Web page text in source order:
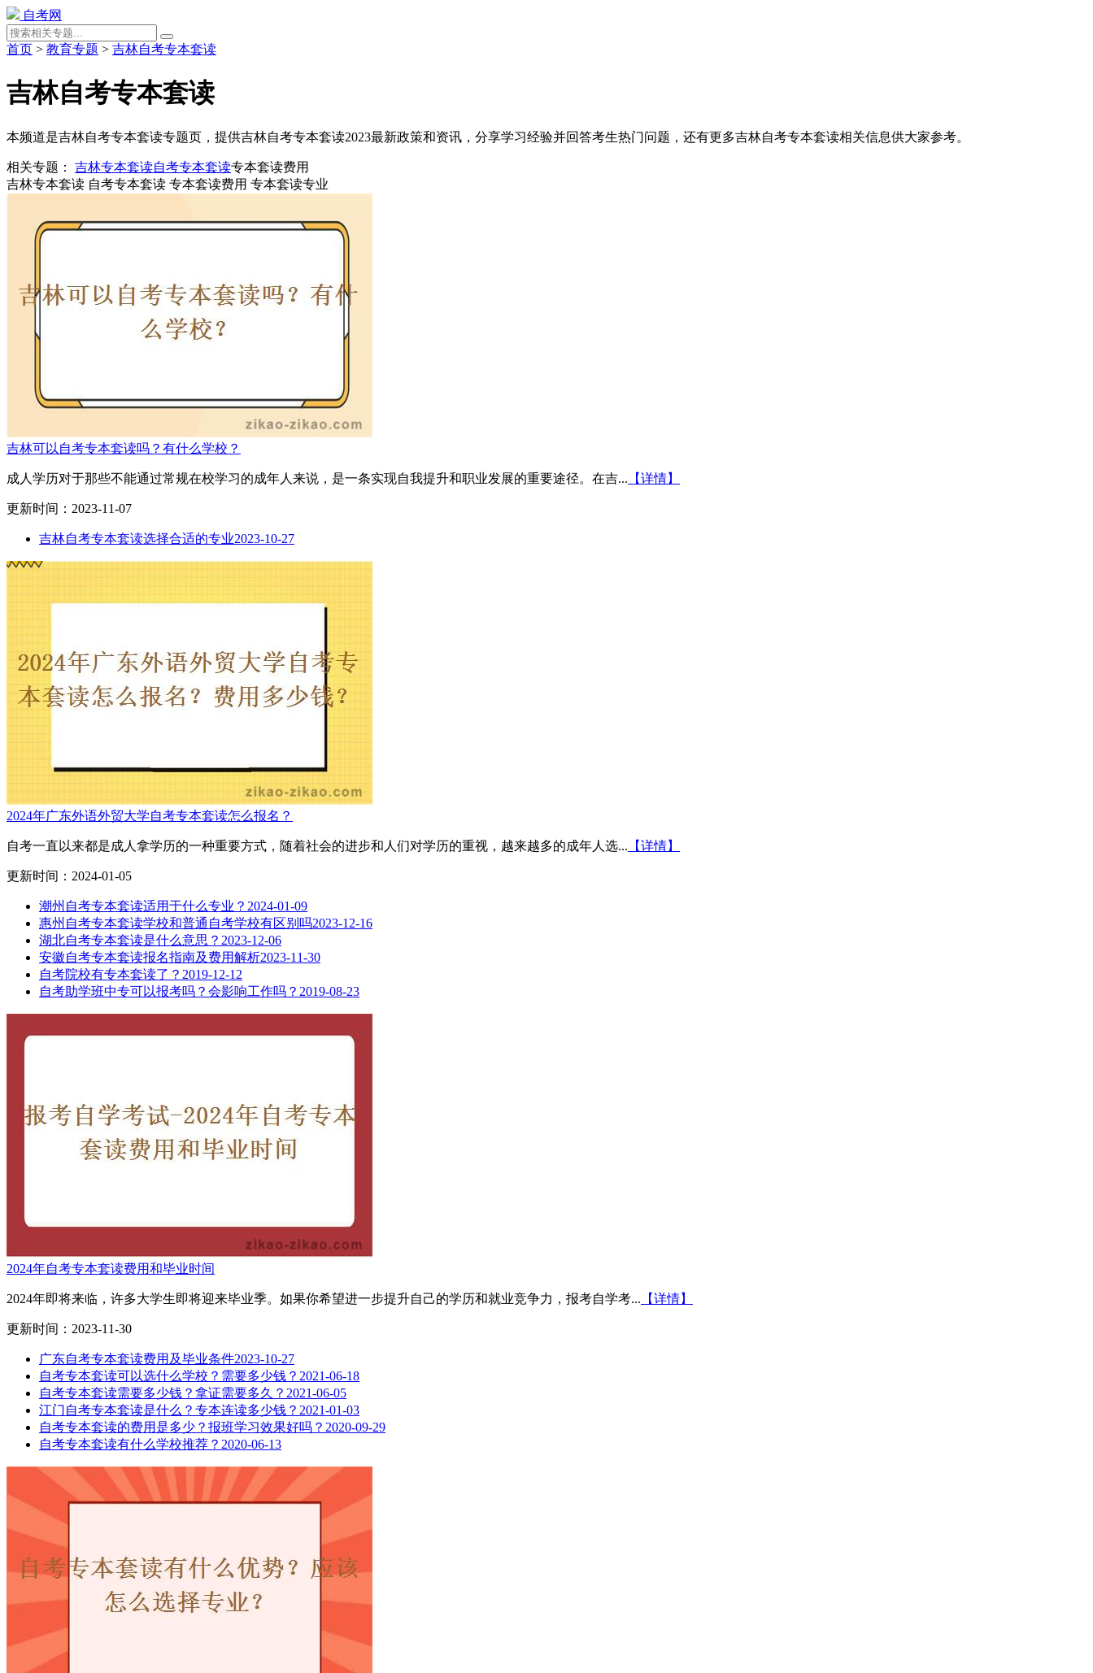
自考网
首页 > 教育专题 > 吉林自考专本套读
吉林自考专本套读
本频道是吉林自考专本套读专题页，提供吉林自考专本套读2023最新政策和资讯，分享学习经验并回答考生热门问题，还有更多吉林自考专本套读相关信息供大家参考。
相关专题： 吉林专本套读自考专本套读专本套读费用
吉林专本套读 自考专本套读 专本套读费用 专本套读专业
吉林可以自考专本套读吗？有什么学校？
成人学历对于那些不能通过常规在校学习的成年人来说，是一条实现自我提升和职业发展的重要途径。在吉... 【详情】
更新时间：2023-11-07
吉林自考专本套读选择合适的专业2023-10-27
2024年广东外语外贸大学自考专本套读怎么报名？
自考一直以来都是成人拿学历的一种重要方式，随着社会的进步和人们对学历的重视，越来越多的成年人选... 【详情】
更新时间：2024-01-05
潮州自考专本套读适用于什么专业？ 2024-01-09
惠州自考专本套读学校和普通自考学校有区别吗2023-12-16
湖北自考专本套读是什么意思？ 2023-12-06
安徽自考专本套读报名指南及费用解析2023-11-30
自考院校有专本套读了？ 2019-12-12
自考助学班中专可以报考吗？会影响工作吗？ 2019-08-23
2024年自考专本套读费用和毕业时间
2024年即将来临，许多大学生即将迎来毕业季。如果你希望进一步提升自己的学历和就业竞争力，报考自学考... 【详情】
更新时间：2023-11-30
广东自考专本套读费用及毕业条件2023-10-27
自考专本套读可以选什么学校？需要多少钱？ 2021-06-18
自考专本套读需要多少钱？拿证需要多久？ 2021-06-05
江门自考专本套读是什么？专本连读多少钱？ 2021-01-03
自考专本套读的费用是多少？报班学习效果好吗？ 2020-09-29
自考专本套读有什么学校推荐？ 2020-06-13